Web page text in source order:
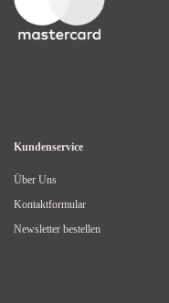
Kundenservice
Über Uns
Kontaktformular
Newsletter bestellen